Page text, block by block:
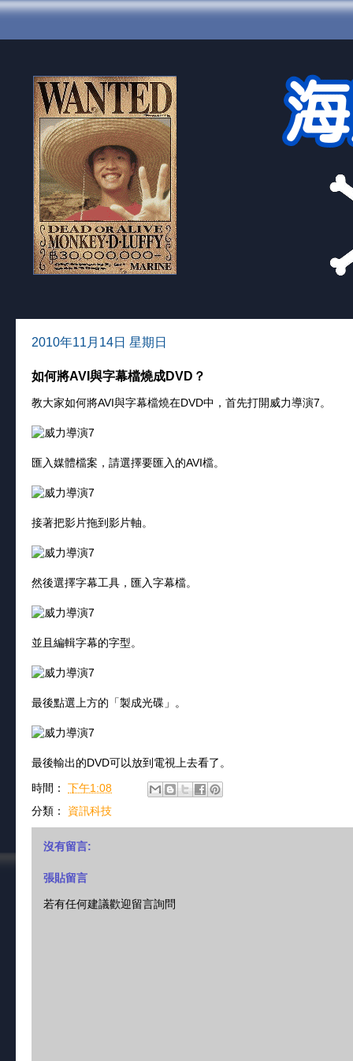
2010年11月14日 星期日
如何將AVI與字幕檔燒成DVD？
教大家如何將AVI與字幕檔燒在DVD中，首先打開威力導演7。
匯入媒體檔案，請選擇要匯入的AVI檔。
接著把影片拖到影片軸。
然後選擇字幕工具，匯入字幕檔。
並且編輯字幕的字型。
最後點選上方的「製成光碟」。
最後輸出的DVD可以放到電視上去看了。
時間： 下午1:08
分類： 資訊科技
沒有留言:
張貼留言
若有任何建議歡迎留言詢問